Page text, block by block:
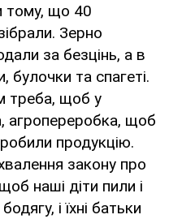
тому, що 40
Зерно
за безцінь, а в
булочки та спагеті.
треба, щоб у
агропереробка, щоб
продукцію.
закону про
наші діти пили і
і їхні батьки